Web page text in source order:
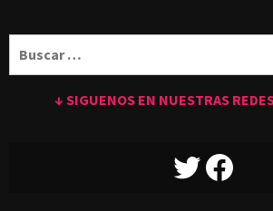
↓ SIGUENOS EN NUESTRAS
TWITTERFACEBOOK